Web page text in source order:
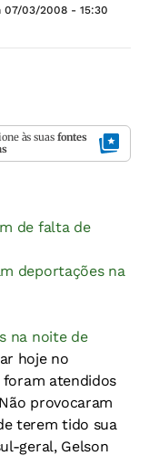
07/03/2008 - 15:30
às suas fontes
de falta de
deportações na
na noite de
hoje no
foram atendidos
provocaram
terem tido sua
geral, Gelson